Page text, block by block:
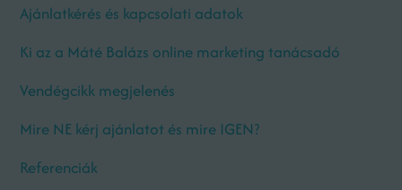
Ajánlatkérés és kapcsolati adatok
Ki az a Máté Balázs online marketing tanácsadó
Vendégcikk megjelenés
Mire NE kérj ajánlatot és mire IGEN?
Referenciák